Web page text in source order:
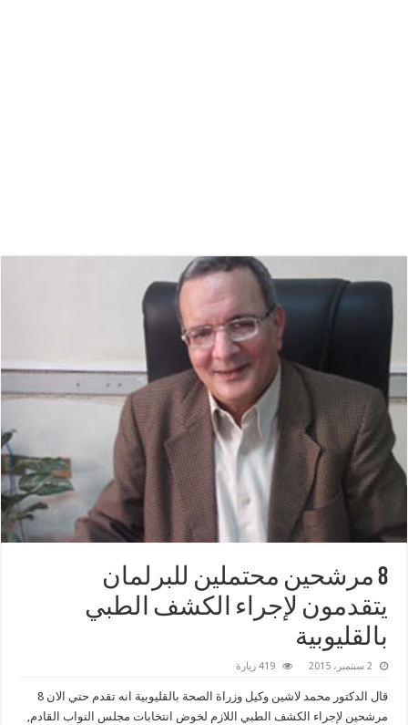
8 مرشحين محتملين للبرلمان
يتقدمون لإجراء الكشف الطبي
بالقليوبية
2 سبتمبر، 2015 419 زيارة
قال الدكتور محمد لاشين وكيل وزراة الصحة بالقليوبية انه تقدم حتي الان 8
مرشحين لإجراء الكشف الطبي اللازم لخوض انتخابات مجلس النواب القادم,